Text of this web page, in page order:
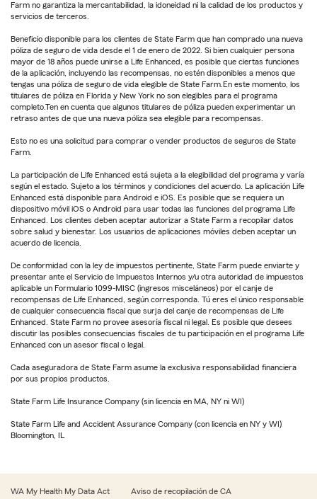
Farm no garantiza la mercantabilidad, la idoneidad ni la calidad de los productos y
servicios de terceros.
Beneficio disponible para los clientes de State Farm que han comprado una nueva
póliza de seguro de vida desde el 1 de enero de 2022. Si bien cualquier persona
mayor de 18 años puede unirse a Life Enhanced, es posible que ciertas funciones
de la aplicación, incluyendo las recompensas, no estén disponibles a menos que
tengas una póliza de seguro de vida elegible de State Farm.En este momento, los
titulares de póliza en Florida y New York no son elegibles para el programa
completo.Ten en cuenta que algunos titulares de póliza pueden experimentar un
retraso antes de que una nueva póliza sea elegible para recompensas.
Esto no es una solicitud para comprar o vender productos de seguros de State
Farm.
La participación de Life Enhanced está sujeta a la elegibilidad del programa y varía
según el estado. Sujeto a los términos y condiciones del acuerdo. La aplicación Life
Enhanced está disponible para Android e iOS. Es posible que se requiera un
dispositivo móvil iOS o Android para usar todas las funciones del programa Life
Enhanced. Los clientes deben aceptar autorizar a State Farm a recopilar datos
sobre salud y bienestar. Los usuarios de aplicaciones móviles deben aceptar un
acuerdo de licencia.
De conformidad con la ley de impuestos pertinente, State Farm puede enviarte y
presentar ante el Servicio de Impuestos Internos y/u otra autoridad de impuestos
aplicable un Formulario 1099-MISC (ingresos misceláneos) por el canje de
recompensas de Life Enhanced, según corresponda. Tú eres el único responsable
de cualquier consecuencia fiscal que surja del canje de recompensas de Life
Enhanced. State Farm no provee asesoría fiscal ni legal. Es posible que desees
discutir las posibles consecuencias fiscales de tu participación en el programa Life
Enhanced con un asesor fiscal o legal.
Cada aseguradora de State Farm asume la exclusiva responsabilidad financiera
por sus propios productos.
State Farm Life Insurance Company (sin licencia en MA, NY ni WI)
State Farm Life and Accident Assurance Company (con licencia en NY y WI)
Bloomington, IL
WA My Health My Data Act Aviso de recopilación de CA